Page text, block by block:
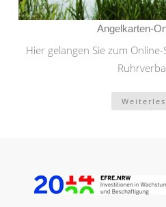
Angelkarten-
Hier gelangen Sie zum